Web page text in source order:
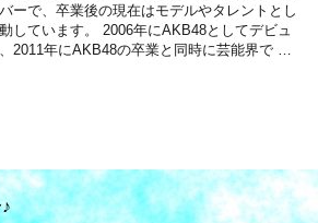
ーで、卒業後の現在はモデルやタレントとし
しています。 2006年にAKB48としてデビュ
2011年にAKB48の卒業と同時に芸能界で …